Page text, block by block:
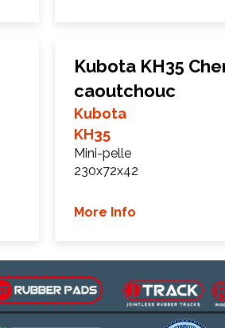
Kubota KH35
caoutchouc
Kubota
KH35
Mini-pelle
230x72x42
More Info